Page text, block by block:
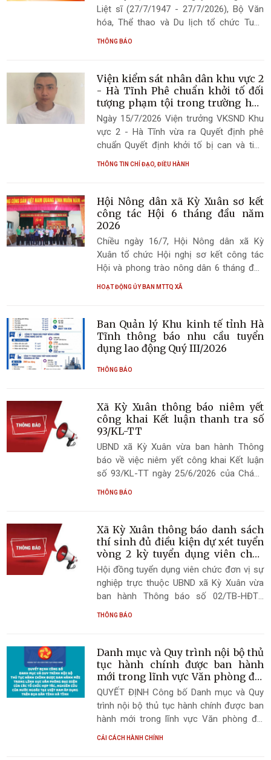
Liệt sĩ (27/7/1947 - 27/7/2026), Bộ Văn
hóa, Thể thao và Du lịch tổ chức Tuần
phim Kỷ niệm 79 năm Ngày Thương binh -
THÔNG BÁO
Viện kiểm sát nhân dân khu vực 2
- Hà Tĩnh Phê chuẩn khởi tố đối
tượng phạm tội trong trường hợp
tái phạm nguy hiểm
Ngày 15/7/2026 Viện trưởng VKSND Khu
vực 2 - Hà Tĩnh vừa ra Quyết định phê
chuẩn Quyết định khởi tố bị can và tiếp
tục áp dụng biện pháp tạm giam đối với
về hành vi Trộm cắp tài sản, quy định tại
điểm g khoản 2 Điều 173 của Bộ luật Hình
sự.
THÔNG TIN CHỈ ĐẠO, ĐIỀU HÀNH
Hội Nông dân xã Kỳ Xuân sơ kết
công tác Hội 6 tháng đầu năm
2026
Chiều ngày 16/7, Hội Nông dân xã Kỳ
Xuân tổ chức Hội nghị sơ kết công tác
Hội và phong trào nông dân 6 tháng đầu
năm, triển khai nhiệm vụ 6 tháng cuối năm
HOẠT ĐỘNG ỦY BAN MTTQ XÃ
Ban Quản lý Khu kinh tế tỉnh Hà
Tĩnh thông báo nhu cầu tuyển
dụng lao động Quý III/2026
THÔNG BÁO
Xã Kỳ Xuân thông báo niêm yết
công khai Kết luận thanh tra số
93/KL-TT
UBND xã Kỳ Xuân vừa ban hành Thông
báo về việc niêm yết công khai Kết luận
số 93/KL-TT ngày 25/6/2026 của Chánh
Thanh tra tỉnh về thanh tra chuyên đề một
THÔNG BÁO
Xã Kỳ Xuân thông báo danh sách
thí sinh đủ điều kiện dự xét tuyển
vòng 2 kỳ tuyển dụng viên chức
năm 2026
Hội đồng tuyển dụng viên chức đơn vị sự
nghiệp trực thuộc UBND xã Kỳ Xuân vừa
ban hành Thông báo số 02/TB-HĐTD
ngày 06/7/2026 về danh sách thí sinh đủ
THÔNG BÁO
Danh mục và Quy trình nội bộ thủ
tục hành chính được ban hành
mới trong lĩnh vực Văn phòng đại
diện của các tổ chức hợp tác,
nghiên cứu của nước ngoài tại Việt
Nam áp dụng trên địa bàn tỉnh Hà
Tĩnh
QUYẾT ĐỊNH Công bố Danh mục và Quy
trình nội bộ thủ tục hành chính được ban
hành mới trong lĩnh vực Văn phòng đại
diện của các tổ chức hợp tác, nghiên cứu
CẢI CÁCH HÀNH CHÍNH